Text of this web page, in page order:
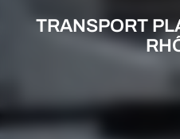
TRANSPORT